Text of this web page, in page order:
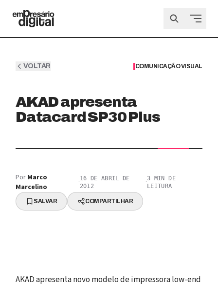
VOLTAR COMUNICAÇÃO VISUAL
AKAD apresenta
Datacard SP30 Plus
Por Marco
Marcelino
·16 DE ABRIL DE
2012
·3 MIN DE
LEITURA
SALVAR COMPARTILHAR
AKAD apresenta novo modelo de impressora low-end